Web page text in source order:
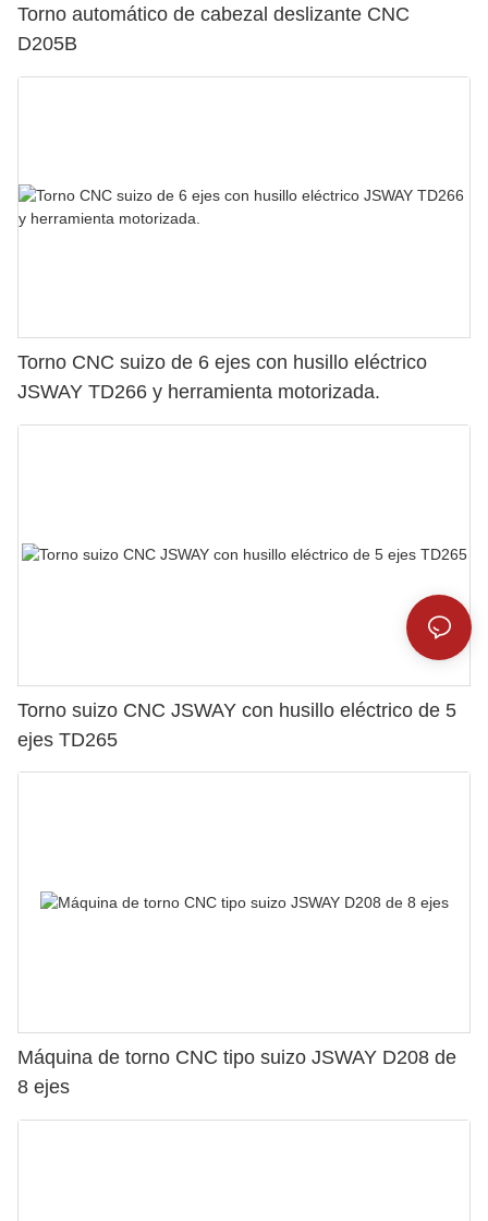
Torno automático de cabezal deslizante CNC
D205B
Torno CNC suizo de 6 ejes con husillo eléctrico
JSWAY TD266 y herramienta motorizada.
Torno suizo CNC JSWAY con husillo eléctrico de 5
ejes TD265
Máquina de torno CNC tipo suizo JSWAY D208 de
8 ejes